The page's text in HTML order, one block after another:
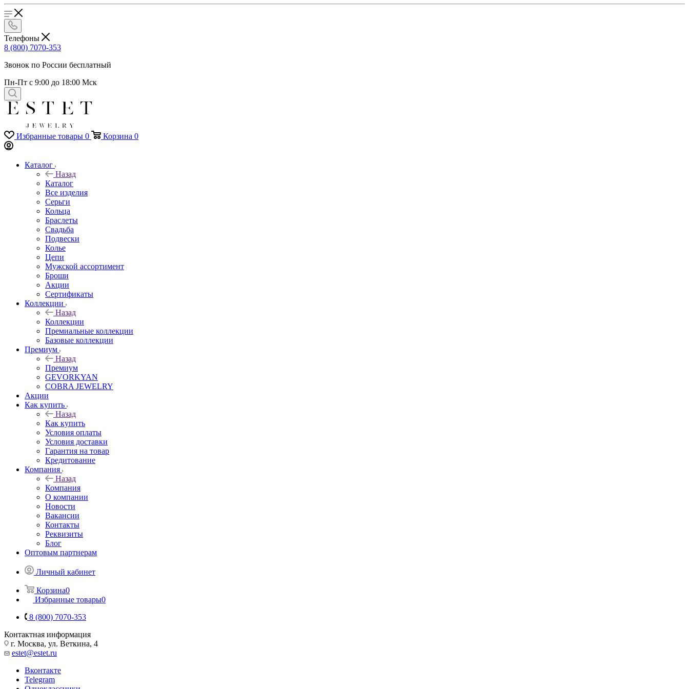
Телефоны
8 (800) 7070-353
Звонок по России бесплатный
Пн-Пт с 9:00 до 18:00 Мск
Избранные товары 0 Корзина 0
Каталог
Назад
Каталог
Все изделия
Серьги
Кольца
Браслеты
Свадьба
Подвески
Колье
Цепи
Мужской ассортимент
Броши
Акции
Сертификаты
Коллекции
Назад
Коллекции
Премиальные коллекции
Базовые коллекции
Премиум
Назад
Премиум
GEVORKYAN
COBRA JEWELRY
Акции
Как купить
Назад
Как купить
Условия оплаты
Условия доставки
Гарантия на товар
Кредитование
Компания
Назад
Компания
О компании
Новости
Вакансии
Контакты
Реквизиты
Блог
Оптовым партнерам
Личный кабинет
Корзина0
Избранные товары0
8 (800) 7070-353
Контактная информация
г. Москва, ул. Веткина, 4
estet@estet.ru
Вконтакте
Telegram